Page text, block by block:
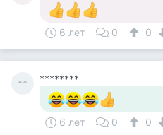
6 лет 0 0
** ********
6 лет 0 0